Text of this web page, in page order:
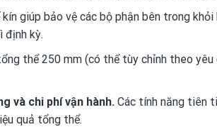
giúp bảo vệ các bộ phận bên trong
định kỳ.
thể 250 mm (có thể tùy chỉnh theo
và chi phí vận hành. Các tính năng tiên
quả tổng thể.